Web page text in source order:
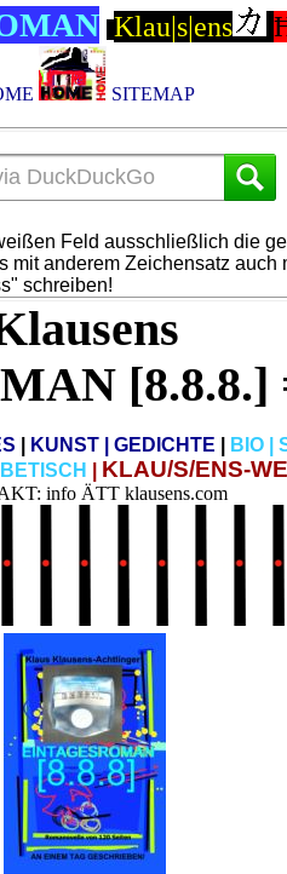
Klau|s|ens
SITEMAP
Feld ausschließlich die
mit anderem Zeichensatz auch
schreiben!
[8.8.8.]
KUNST | GEDICHTE BIO|
KLAU/S/ENS-
info ÄTT klausens.com